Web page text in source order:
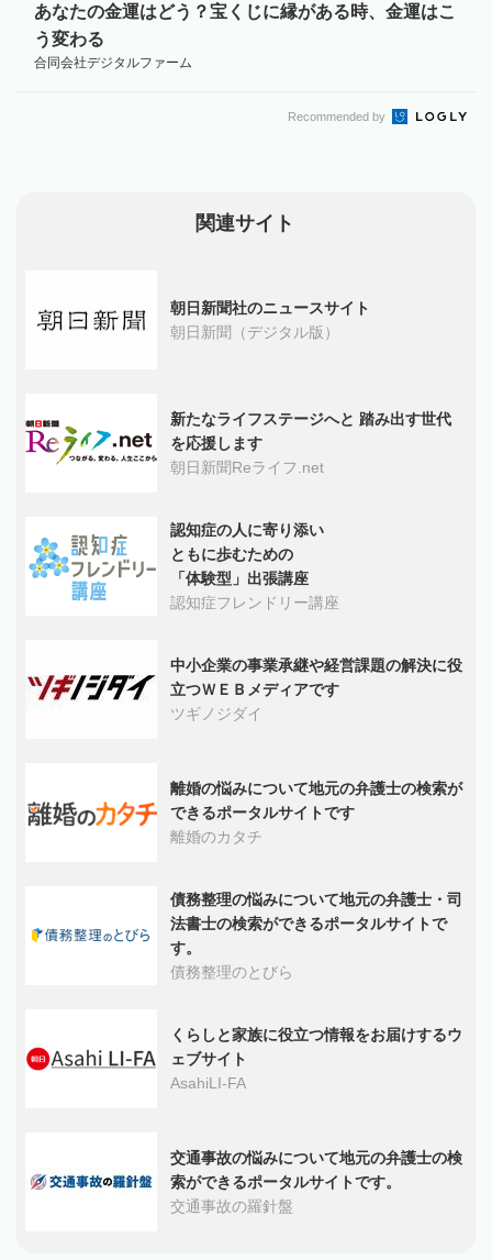
あなたの金運はどう？宝くじに縁がある時、金運はこ
う変わる
合同会社デジタルファーム
Recommended by
関連サイト
朝日新聞社のニュースサイト
朝日新聞（デジタル版）
新たなライフステージへと 踏み出す世代
を応援します
朝日新聞Reライフ.net
認知症の人に寄り添い
ともに歩むための
「体験型」出張講座
認知症フレンドリー講座
中小企業の事業承継や経営課題の解決に役
立つＷＥＢメディアです
ツギノジダイ
離婚の悩みについて地元の弁護士の検索が
できるポータルサイトです
離婚のカタチ
債務整理の悩みについて地元の弁護士・司
法書士の検索ができるポータルサイトで
す。
債務整理のとびら
くらしと家族に役立つ情報をお届けするウ
ェブサイト
AsahiLI-FA
交通事故の悩みについて地元の弁護士の検
索ができるポータルサイトです。
交通事故の羅針盤